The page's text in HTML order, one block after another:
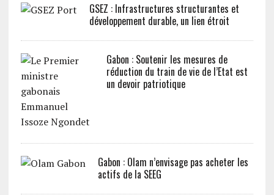
GSEZ : Infrastructures structurantes et
développement durable, un lien étroit
Gabon : Soutenir les mesures de
réduction du train de vie de l’Etat est
un devoir patriotique
Gabon : Olam n’envisage pas acheter les
actifs de la SEEG